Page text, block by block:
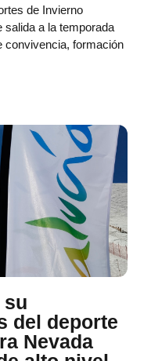
de Invierno
salida a la temporada
convivencia, formación
su
del deporte
Nevada